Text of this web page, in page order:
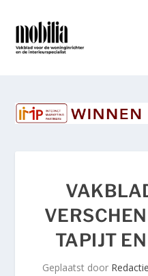
TAPIJT
Geplaatst door Redactie